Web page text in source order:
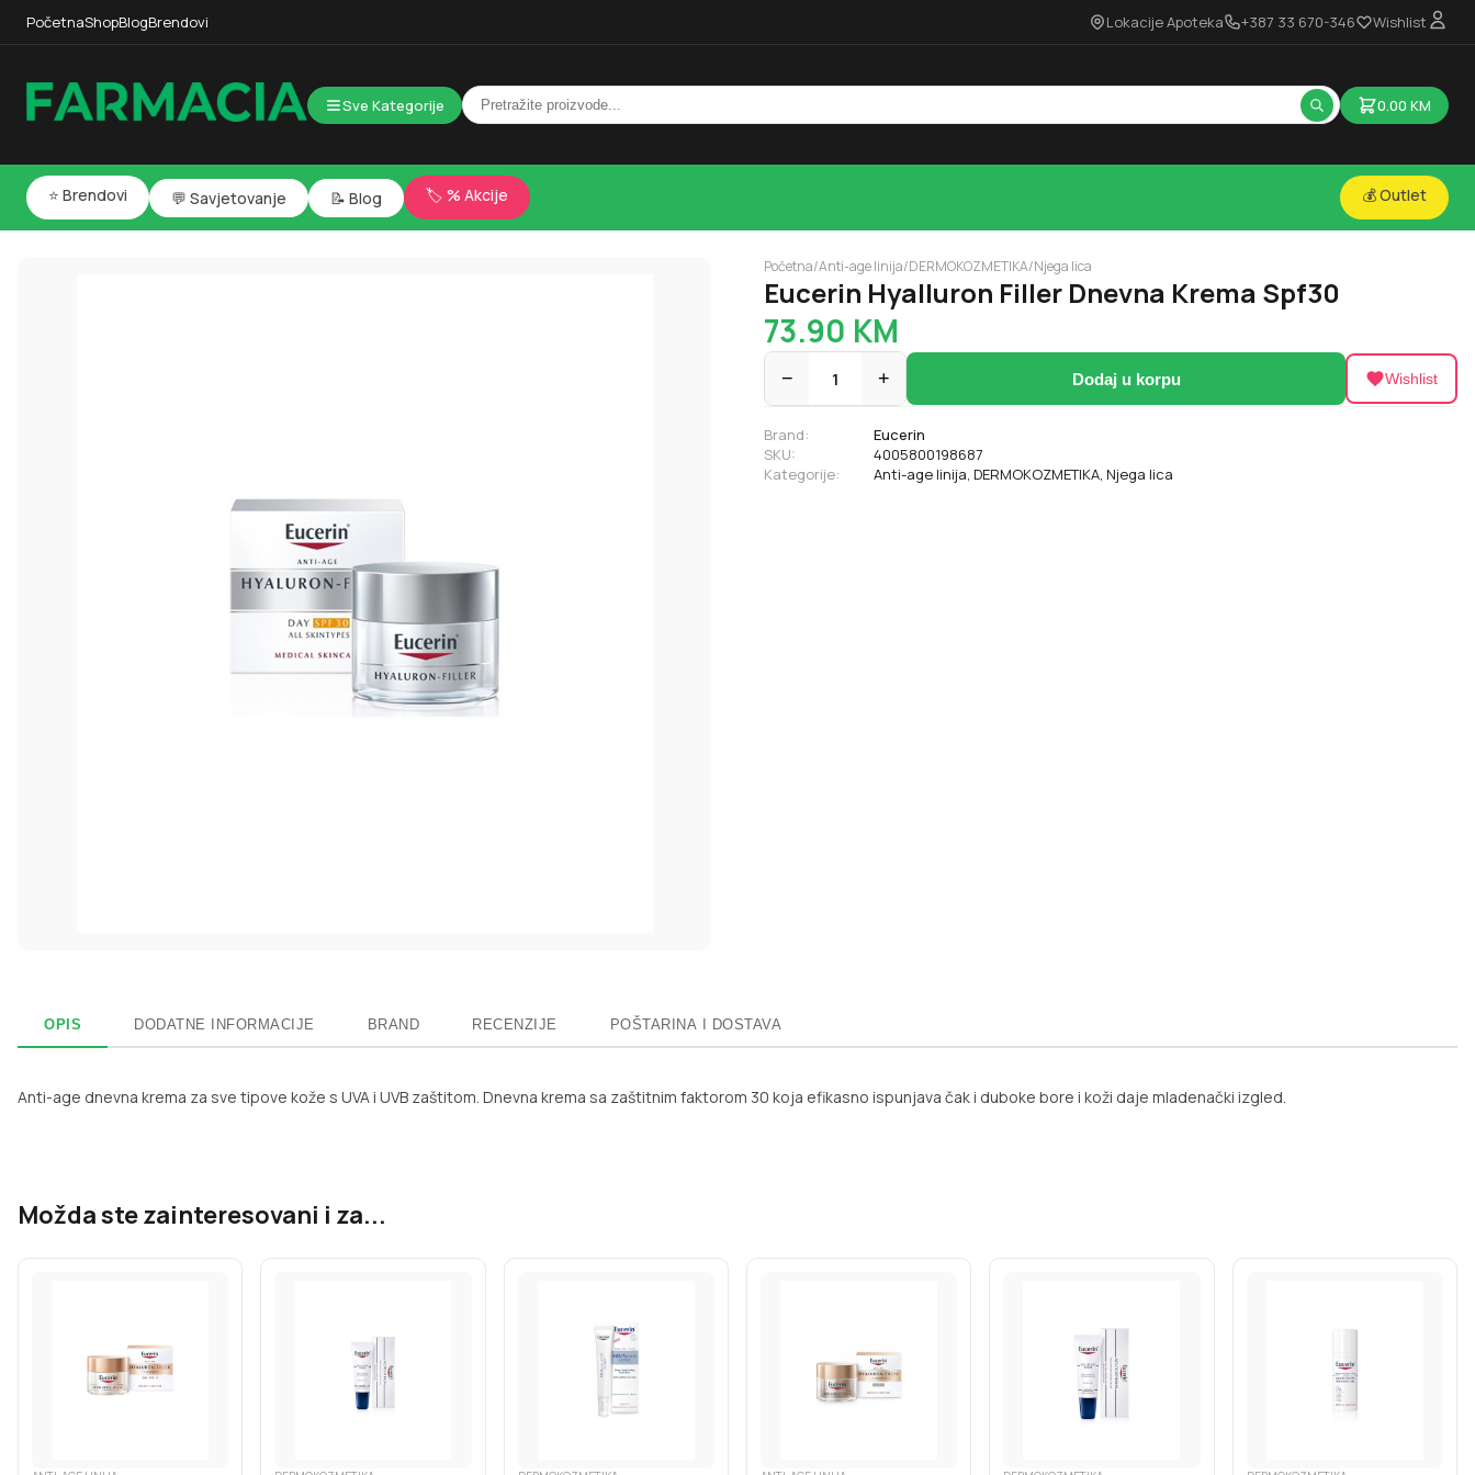
PočetnaShopBlogBrendovi Lokacije Apoteka +387 33 670-346 Wishlist
Sve Kategorije 0.00 KM
⭐ Brendovi 💬 Savjetovanje 📝 Blog 🏷️ % Akcije 💰 Outlet
Početna/Anti-age linija/DERMOKOZMETIKA/Njega lica
Eucerin Hyalluron Filler Dnevna Krema Spf30
73.90 KM
− 1 + Dodaj u korpu Wishlist
Brand:
Eucerin
SKU:
4005800198687
Kategorije:
Anti-age linija, DERMOKOZMETIKA, Njega lica
OPIS DODATNE INFORMACIJE BRAND RECENZIJE POŠTARINA I DOSTAVA
Anti-age dnevna krema za sve tipove kože s UVA i UVB zaštitom. Dnevna krema sa zaštitnim faktorom 30 koja efikasno ispunjava čak i duboke bore i koži daje mladenački izgled.
Možda ste zainteresovani i za...